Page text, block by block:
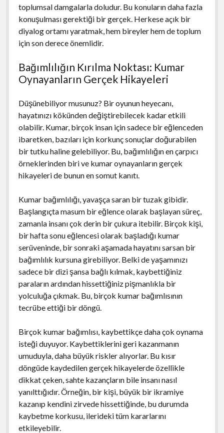
toplumsal damgalarla doludur. Bu konuların daha fazla
konuşulması gerektiği bir gerçek. Herkese açık bir
diyalog ortamı yaratmak, hem bireyler hem de toplum
için son derece önemlidir.
Bağımlılığın Kırılma Noktası: Kumar
Oynayanların Gerçek Hikayeleri
Düşünebiliyor musunuz? Bir oyunun heyecanı,
hayatınızı kökünden değiştirebilecek kadar etkili
olabilir. Kumar, birçok insan için sadece bir eğlenceden
ibaretken, bazıları için korkunç sonuçlar doğurabilen
bir tutku haline gelebiliyor. Bu, bağımlılığın en çarpıcı
örneklerinden biri ve kumar oynayanların gerçek
hikayeleri de bunun en somut kanıtı.
Kumar bağımlılığı, yavaşça saran bir tuzak gibidir.
Başlangıçta masum bir eğlence olarak başlayan süreç,
zamanla insanı çok derin bir çukura itebilir. Birçok kişi,
bir hafta sonu eğlencesi olarak başladığı kumar
serüveninde, bir sonraki aşamada hayatını sarsan bir
bağımlılık kursuna girebiliyor. Belki de yaşamınızı
sadece bir dizi şansa bağlı kılmak, kaybettiğiniz
paraların ardından hissettiğiniz pişmanlıkla bir
yolculuğa çıkmak. Bu, birçok kumar bağımlısının
tecrübe ettiği bir döngü.
Birçok kumar bağımlısı, kaybettikçe daha çok oynama
isteği duyuyor. Kaybettiklerini geri kazanmanın
umuduyla, daha büyük riskler alıyorlar. Bu kısır
döngüde kaydedilen gerçek hikayelerde özellikle
dikkat çeken, sahte kazançların bile insanı nasıl
yanılttığıdır. Örneğin, bir kişi, büyük bir ikramiye
kazanıp kendini zirvede hissettiğinde, bu durumda
kaybetme korkusu, ilerideki tüm kararlarını
etkileyebilir.